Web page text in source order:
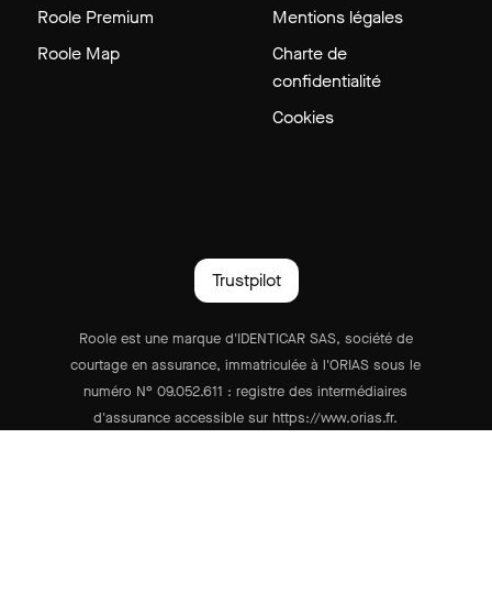
Roole Premium
Roole Map
Mentions légales
Charte de
confidentialité
Cookies
Trustpilot
Roole est une marque d'IDENTICAR SAS, société de
courtage en assurance, immatriculée à l'ORIAS sous le
numéro N° 09.052.611 : registre des intermédiaires
d'assurance accessible sur https://www.orias.fr.